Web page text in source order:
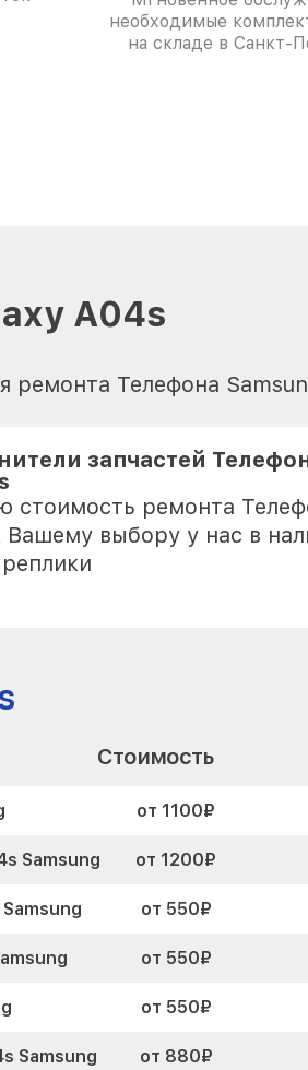
необходимые
на складе в Санкт-
A04s
ремонта Телефона
запчастей
стоимость ремонта
Вашему выбору у нас в
Стоимость
от 1100₽
Samsung от 1200₽
от 550₽
от 550₽
от 550₽
Samsung от 880₽